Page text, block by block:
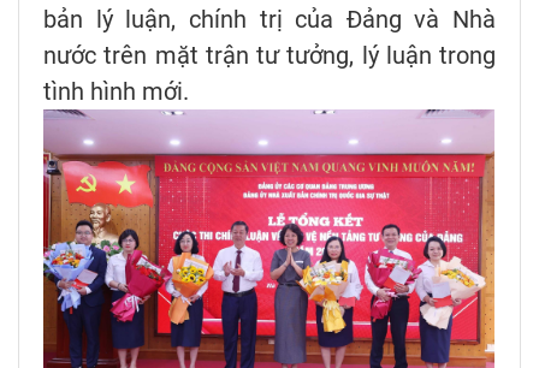
bản lý luận, chính trị của Đảng và Nhà
nước trên mặt trận tư tưởng, lý luận trong
tình hình mới.